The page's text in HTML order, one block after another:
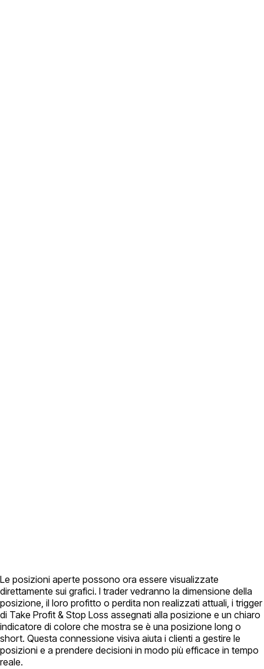
Le posizioni aperte possono ora essere visualizzate
direttamente sui grafici. I trader vedranno la dimensione della
posizione, il loro profitto o perdita non realizzati attuali, i trigger
di Take Profit & Stop Loss assegnati alla posizione e un chiaro
indicatore di colore che mostra se è una posizione long o
short. Questa connessione visiva aiuta i clienti a gestire le
posizioni e a prendere decisioni in modo più efficace in tempo
reale.